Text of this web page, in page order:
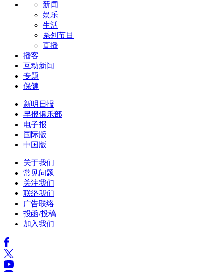
新闻
娱乐
生活
系列节目
直播
播客
互动新闻
专题
保健
新明日报
早报俱乐部
电子报
国际版
中国版
关于我们
常见问题
关注我们
联络我们
广告联络
投函/投稿
加入我们